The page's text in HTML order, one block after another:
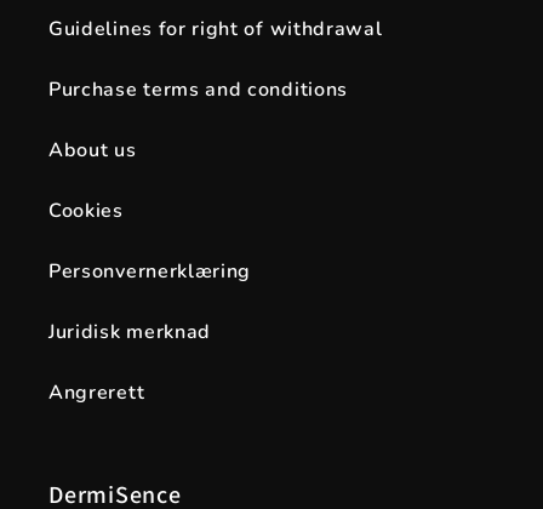
Guidelines for right of withdrawal
Purchase terms and conditions
About us
Cookies
Personvernerklæring
Juridisk merknad
Angrerett
DermiSence